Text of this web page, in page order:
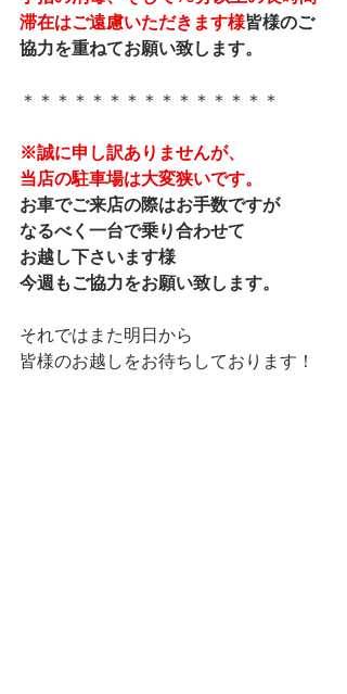
滞在はご遠慮いただきます様皆様のご
協力を重ねてお願い致します。
＊＊＊＊＊＊＊＊＊＊＊＊＊＊＊
※誠に申し訳ありませんが、
当店の駐車場は大変狭いです。
お車でご来店の際はお手数ですが
なるべく一台で乗り合わせて
お越し下さいます様
今週もご協力をお願い致します。
それではまた明日から
皆様のお越しをお待ちしております！